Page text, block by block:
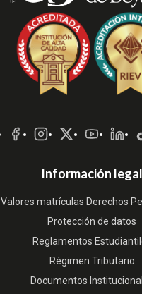
Sociales
Información legal
Valores matrículas Derechos
Protección de datos
Reglamentos
Régimen Tributario
Documentos